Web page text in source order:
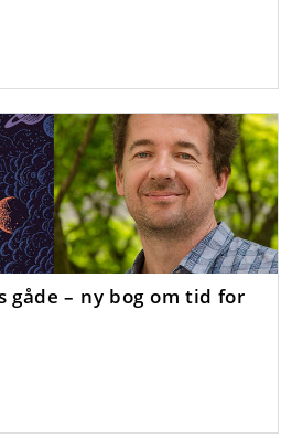
gåde – ny bog om tid for